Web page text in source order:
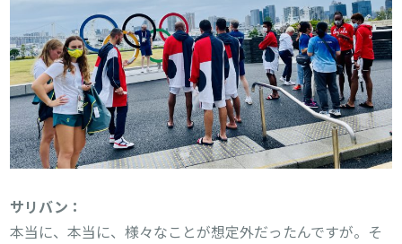
本当に、本当に、様々なことが想定外だったんですが。そ